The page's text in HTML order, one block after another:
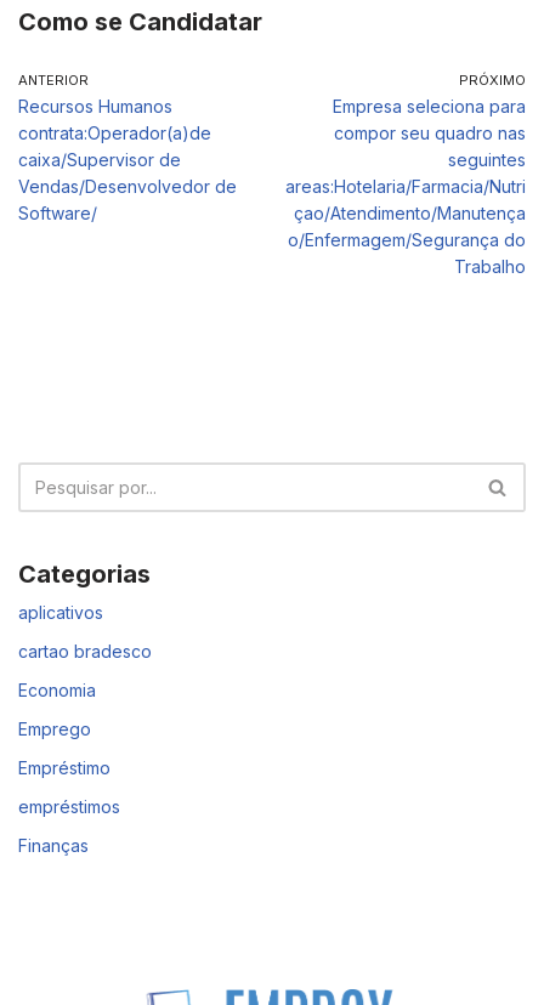
Como se Candidatar
ANTERIOR
Recursos Humanos
contrata:Operador(a)de
caixa/Supervisor de
Vendas/Desenvolvedor de
Software/
PRÓXIMO
Empresa seleciona para
compor seu quadro nas
seguintes
areas:Hotelaria/Farmacia/Nutri
çao/Atendimento/Manutença
o/Enfermagem/Segurança do
Trabalho
Categorias
aplicativos
cartao bradesco
Economia
Emprego
Empréstimo
empréstimos
Finanças